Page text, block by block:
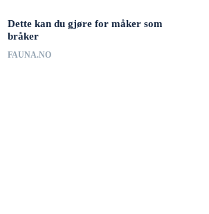
Dette kan du gjøre for måker som
bråker
FAUNA.NO